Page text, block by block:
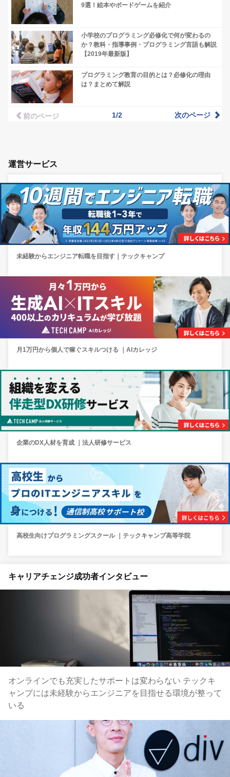
9選！絵本やボードゲームを紹介
小学校のプログラミング必修化で何が変わるの
か？教科・指導事例・プログラミング言語も解説
【2019年最新版】
プログラミング教育の目的とは？必修化の理由
は？まとめて解説
前のページ 1/2 次のページ
運営サービス
未経験からエンジニア転職を目指す｜テックキャンプ
月1万円から個人で稼ぐスキルつける ｜AIカレッジ
企業のDX人材を育成 ｜法人研修サービス
高校生向けプログラミングスクール ｜テックキャンプ高等学院
キャリアチェンジ成功者インタビュー
オンラインでも充実したサポートは変わらない テックキ
ャンプには未経験からエンジニアを目指せる環境が整って
いる